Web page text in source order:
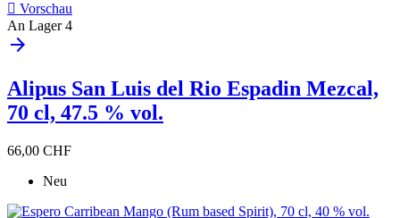
 Vorschau
An Lager 4
arrow_forward
Alipus San Luis del Rio Espadin Mezcal,
70 cl, 47.5 % vol.
66,00 CHF
Neu